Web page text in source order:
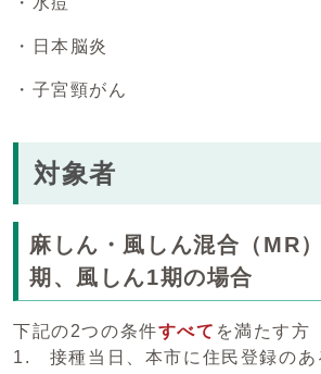
・日本脳炎
・子宮頸がん
対象者
麻しん・風しん混合（MR
期、風しん1期の場合
下記の2つの条件すべて を満たす方
1. 接種当日、本市に住民登録のあ